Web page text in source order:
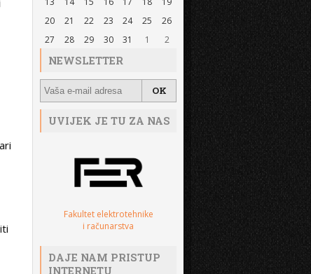
20
21 22 23 24 25
26
27
28 29 30 31 1 2
NEWSLETTER
UVIJEK JE TU ZA NAS
Fakultet elektrotehnike
i računarstva
DAJE NAM PRISTUP
INTERNETU